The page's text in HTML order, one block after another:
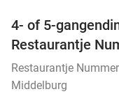
4- of 5-
Restaurantje
Restaurantje
Middelburg